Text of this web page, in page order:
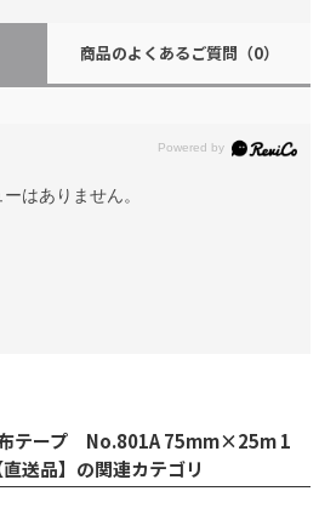
商品のよくあるご質問 （0）
ーはありません。
テープ No.801A 75mm×25m 1
送品】の関連カテゴリ